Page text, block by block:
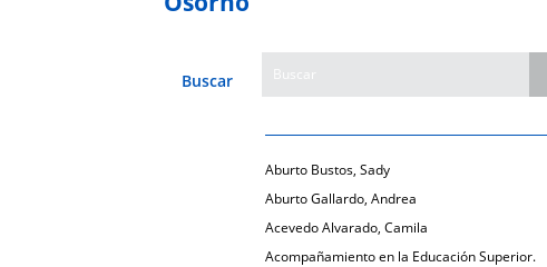
Buscar
Aburto Bustos, Sady
Aburto Gallardo, Andrea
Acevedo Alvarado, Camila
Acompañamiento en la Educación Superior.